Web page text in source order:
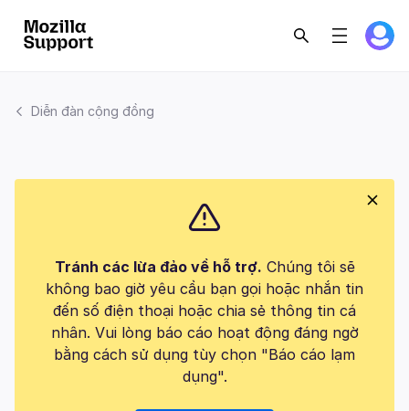
Diễn đàn cộng đồng
Tránh các lừa đảo về hỗ trợ. Chúng tôi sẽ
không bao giờ yêu cầu bạn gọi hoặc nhắn tin
đến số điện thoại hoặc chia sẻ thông tin cá
nhân. Vui lòng báo cáo hoạt động đáng ngờ
bằng cách sử dụng tùy chọn "Báo cáo lạm
dụng".